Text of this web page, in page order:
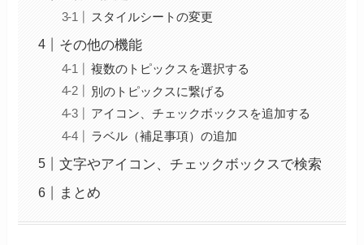
スタイルシートの変更
その他の機能
複数のトピックスを選択する
別のトピックスに繋げる
アイコン、チェックボックスを追加する
ラベル（補足事項）の追加
文字やアイコン、チェックボックスで検索
まとめ